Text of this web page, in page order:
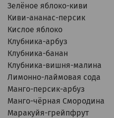
Зелёное яблоко-киви
Киви-ананас-персик
Кислое яблоко
Клубника-арбуз
Клубника-банан
Клубника-вишня-малина
Лимонно-лаймовая сода
Манго-персик-арбуз
Манго-чёрная Смородина
Маракуйя-грейпфрут